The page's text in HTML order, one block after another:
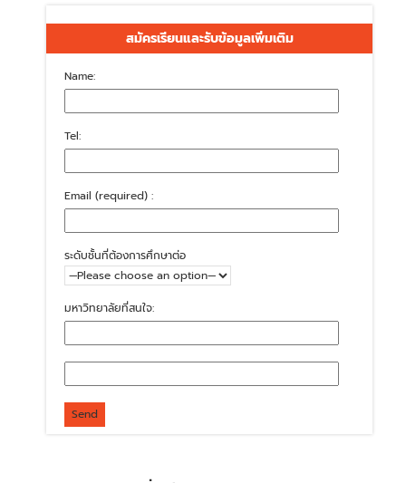
สมัครเรียนและรับข้อมูลเพิ่มเติม
Name:
Tel:
Email (required) :
ระดับชั้นที่ต้องการศึกษาต่อ
มหาวิทยาลัยที่สนใจ: